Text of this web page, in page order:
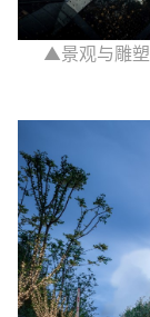
▲景观与雕